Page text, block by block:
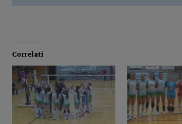
Correlati